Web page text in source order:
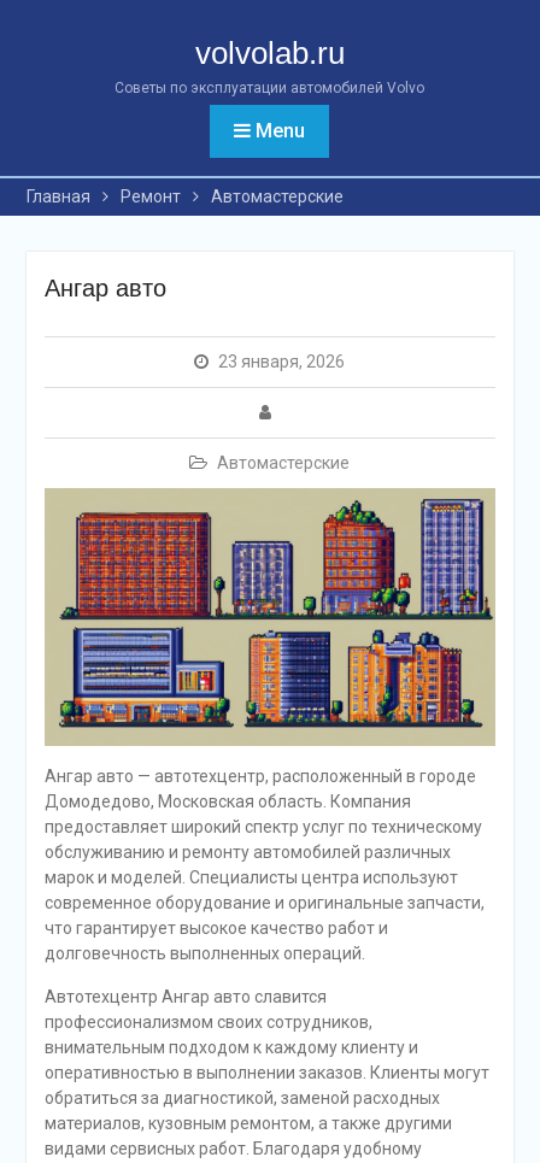
volvolab.ru
Советы по эксплуатации автомобилей Volvo
Menu
Главная Ремонт Автомастерские
Ангар авто
23 января, 2026
Автомастерские
Ангар авто — автотехцентр, расположенный в городе
Домодедово, Московская область. Компания
предоставляет широкий спектр услуг по техническому
обслуживанию и ремонту автомобилей различных
марок и моделей. Специалисты центра используют
современное оборудование и оригинальные запчасти,
что гарантирует высокое качество работ и
долговечность выполненных операций.
Автотехцентр Ангар авто славится
профессионализмом своих сотрудников,
внимательным подходом к каждому клиенту и
оперативностью в выполнении заказов. Клиенты могут
обратиться за диагностикой, заменой расходных
материалов, кузовным ремонтом, а также другими
видами сервисных работ. Благодаря удобному